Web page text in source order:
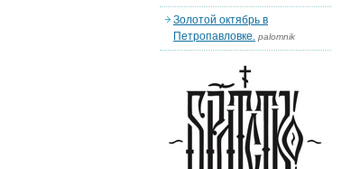
Золотой октябрь в
Петропавловке. palomnik